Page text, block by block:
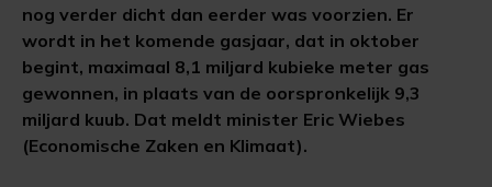
nog verder dicht dan eerder was voorzien. Er
wordt in het komende gasjaar, dat in oktober
begint, maximaal 8,1 miljard kubieke meter gas
gewonnen, in plaats van de oorspronkelijk 9,3
miljard kuub. Dat meldt minister Eric Wiebes
(Economische Zaken en Klimaat).